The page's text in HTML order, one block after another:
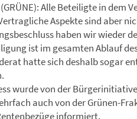
Alle Beteiligte in dem
Aspekte sind aber
haben wir wieder
ist im gesamten Ablauf
hatte sich deshalb sogar
wurde von der
auch von der Grünen-
informiert.